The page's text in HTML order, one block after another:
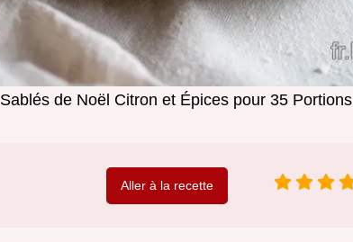
Sablés de Noël Citron et Épices pour 35 Portions
Aller à la recette